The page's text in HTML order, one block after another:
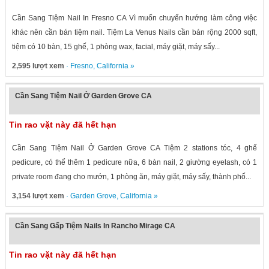
Cần Sang Tiệm Nail In Fresno CA Vì muốn chuyển hướng làm công việc
khác nên cần bán tiệm nail. Tiệm La Venus Nails cần bán rộng 2000 sqft,
tiệm có 10 bàn, 15 ghế, 1 phòng wax, facial, máy giặt, máy sấy...
2,595 lượt xem · Fresno, California»
Cần Sang Tiệm Nail Ở Garden Grove CA
Tin rao vặt này đã hết hạn
Cần Sang Tiệm Nail Ở Garden Grove CA Tiệm 2 stations tóc, 4 ghế
pedicure, có thể thêm 1 pedicure nữa, 6 bàn nail, 2 giường eyelash, có 1
private room đang cho mướn, 1 phòng ăn, máy giặt, máy sấy, thành phố...
3,154 lượt xem · Garden Grove, California»
Cần Sang Gấp Tiệm Nails In Rancho Mirage CA
Tin rao vặt này đã hết hạn